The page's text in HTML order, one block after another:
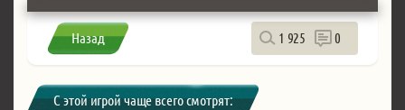
Назад 1 925 0
С этой игрой чаще всего смотрят: